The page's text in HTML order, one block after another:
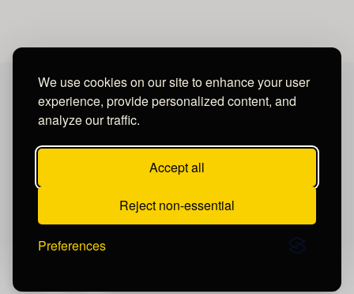
We use cookies on our site to enhance your user
experience, provide personalized content, and
analyze our traffic.
Accept all
Reject non-essential
Preferences
MAYA MEDIA GROUP
Ubicados en Tegucigalpa - Honduras.